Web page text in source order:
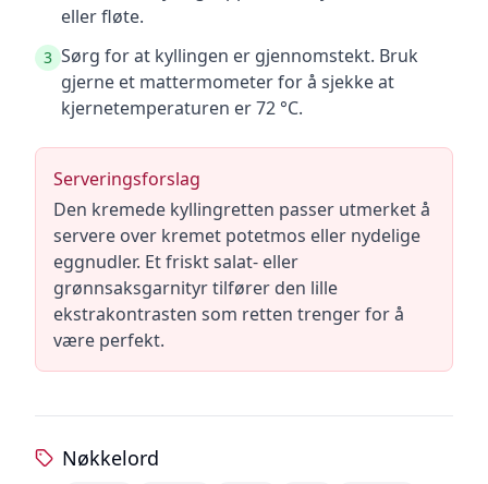
eller fløte.
3 Sørg for at kyllingen er gjennomstekt. Bruk
gjerne et mattermometer for å sjekke at
kjernetemperaturen er 72 °C.
Serveringsforslag
Den kremede kyllingretten passer utmerket å
servere over kremet potetmos eller nydelige
eggnudler. Et friskt salat- eller
grønnsaksgarnityr tilfører den lille
ekstrakontrasten som retten trenger for å
være perfekt.
Nøkkelord